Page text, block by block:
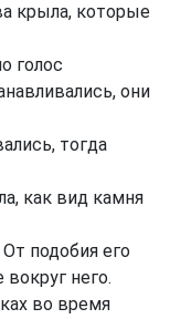
крыла, которые
голос
они
тогда
как вид камня
подобия его
него.
во время